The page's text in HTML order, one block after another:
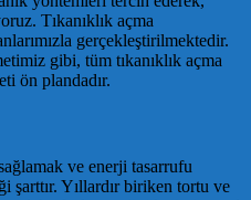
Tıkanıklık açma
gerçekleştirilmektedir.
gibi, tüm tıkanıklık açma
ön plandadır.
ve enerji tasarrufu
Yıllardır biriken tortu ve